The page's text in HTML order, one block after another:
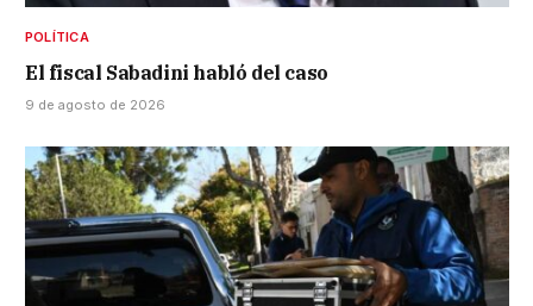
POLÍTICA
El fiscal Sabadini habló del caso
9 de agosto de 2026